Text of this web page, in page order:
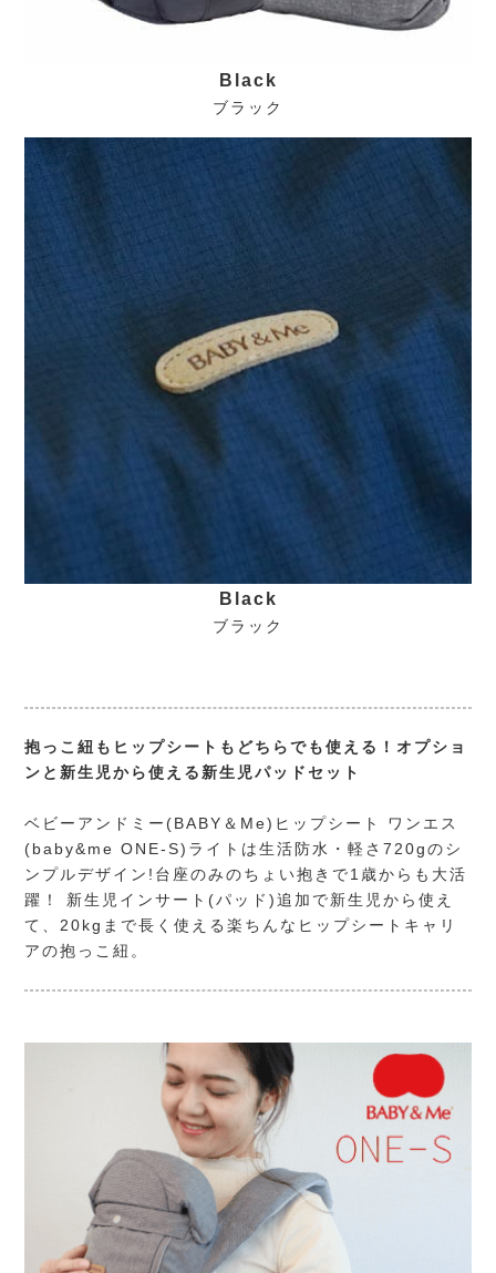
Black
ブラック
Black
ブラック
抱っこ紐もヒップシートもどちらでも使える！オプショ
ンと新生児から使える新生児パッドセット
ベビーアンドミー(BABY＆Me) ヒップシート ワンエス
(baby&me ONE-S)ライトは生活防水・軽さ720gのシ
ンプルデザイン!台座のみのちょい抱きで1歳からも大活
躍！ 新生児インサート(パッド)追加で新生児から使え
て、20kgまで長く使える楽ちんなヒップシートキャリ
アの抱っこ紐。